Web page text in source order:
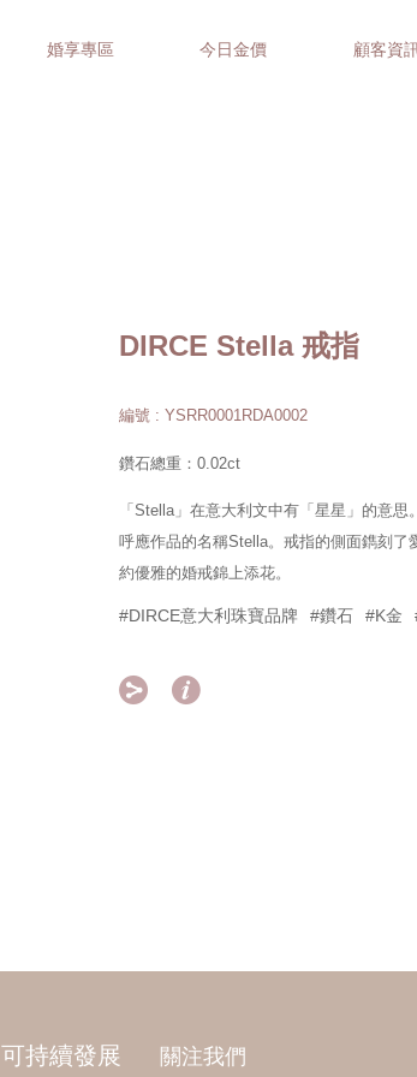
婚享專區 今日金價 顧客資
DIRCE Stella 戒指
編號 : YSRR0001RDA0002
鑽石總重：0.02ct
「Stella」在意大利文中有「星星」的意
呼應作品的名稱Stella。戒指的側面鐫刻
約優雅的婚戒錦上添花。
#DIRCE意大利珠寶品牌 #鑽石 #K金
 
可持續發展 關注我們